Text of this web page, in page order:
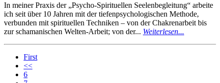
In meiner Praxis der „Psycho-Spirituellen Seelenbegleitung“ arbeite
ich seit über 10 Jahren mit der tiefenpsychologischen Methode,
verbunden mit spirituellen Techniken – von der Chakrenarbeit bis
zur schamanischen Welten-Arbeit; von der... Weiterlesen...
First
<<
6